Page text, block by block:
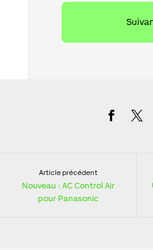
Article précédent
Nouveau : AC Control Air
pour Panasonic